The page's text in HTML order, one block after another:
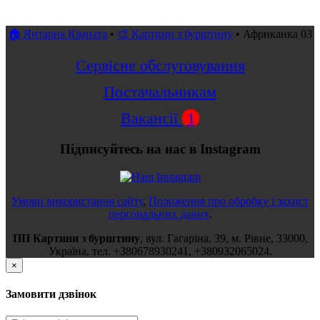
🏠 Янтарна Кімната • 🎨 Картини з бурштину • Африканка 03
Сервісне обслуговування
Постачальникам
Вакансії 1
Підписуйтесь на нас в Instagram
Умови використання сайту, Положення про обробку і захист
персональних даних.
ПП Картини з бурштину, вул. Гагаріна, 39, м. Рівне, 33000,
Україна, тел. +380678930241 , +380932065024.
×
Замовити дзвінок